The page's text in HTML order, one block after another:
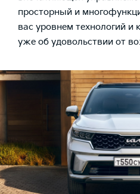
просторный и
вас уровнем технологий и
уже об удовольствии от